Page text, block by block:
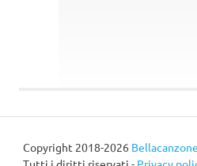
Copyright 2018-2026